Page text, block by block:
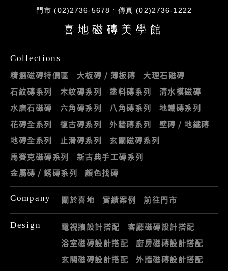
門市 (02)2736-5678 傳真 (02)2736-1222
喜地磁磚美學館
Collections
精選磁磚特價區 大板磚 / 薄板磚
大理石磁磚
石紋磚系列
木紋磚系列 塗料磚系列
清水模磁磚
水磨石磁磚
六角磚系列 八角磚系列
地鐵磚系列
花磚全系列
復古磚系列 外牆磚系列
壁磚 / 地鐵磚
地磚全系列
止滑磚系列
玄關磁磚系列
馬賽克磁磚系列
新古典手工磚系列
金屬磚 / 銹磚系列
顏色找磚
Company 關於喜地 實績案例 前往門市
Design 電視牆設計搭配
客廳磁磚設計搭配
浴室磁磚設計搭配
廚房磁磚設計搭配
玄關磁磚設計搭配
外牆磁磚設計搭配